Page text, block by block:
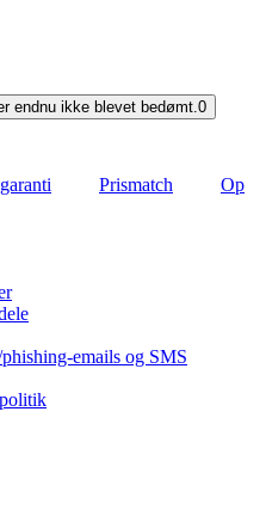
endnu ikke blevet bedømt. 0
Prismatch
Op
emails og SMS